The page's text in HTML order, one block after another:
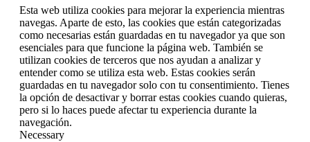
Esta web utiliza cookies para mejorar la experiencia mientras
navegas. Aparte de esto, las cookies que están categorizadas
como necesarias están guardadas en tu navegador ya que son
esenciales para que funcione la página web. También se
utilizan cookies de terceros que nos ayudan a analizar y
entender como se utiliza esta web. Estas cookies serán
guardadas en tu navegador solo con tu consentimiento. Tienes
la opción de desactivar y borrar estas cookies cuando quieras,
pero si lo haces puede afectar tu experiencia durante la
navegación.
Necessary